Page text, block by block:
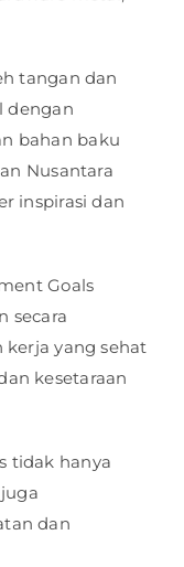
tangan dan
dengan
bahan baku
Nusantara
inspirasi dan
Goals
secara
yang sehat
kesetaraan
tidak hanya
dan